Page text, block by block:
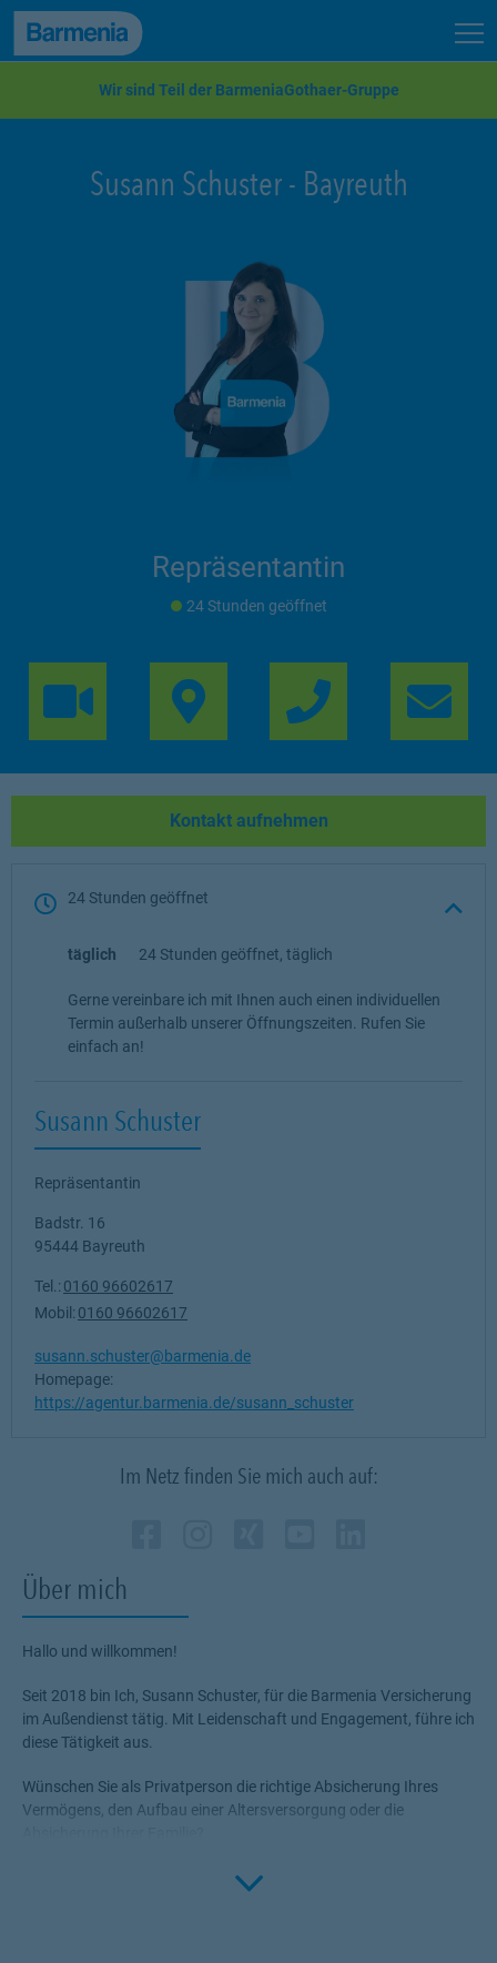
zum Seiteninhalt
Back to top
Wir sind Teil der BarmeniaGothaer-Gruppe
Susann Schuster- Bayreuth
Repräsentantin
24 Stunden geöffnet
Link Opens in
Über mich
Hallo und willkommen!
Seit 2018 bin Ich, Susann Schuster, für die Barmenia Versicherung
im Außendienst tätig. Mit Leidenschaft und Engagement, führe ich
diese Tätigkeit aus.
Wünschen Sie als Privatperson die richtige Absicherung Ihres
Vermögens, den Aufbau einer Altersversorgung oder die
Sind Sie Selbstständig oder Unternehmer/in und wünschen Sie die
Click to
Kontakt aufnehmen
24 Stunden geöffnet
täglich 24 Stunden geöffnet, täglich
Gerne vereinbare ich mit Ihnen auch einen individuellen
Termin außerhalb unserer Öffnungszeiten. Rufen Sie
einfach an!
Susann Schuster
Repräsentantin
Badstr. 16
95444 Bayreuth
Tel.: 0160 96602617
Mobil: 0160 96602617
susann.schuster@barmenia.de
Homepage:
https://agentur.barmenia.de/susann_schuster
Im Netz finden Sie mich auch auf: